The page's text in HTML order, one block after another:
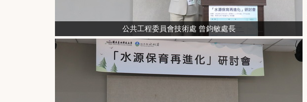
公共工程委員會技術處 曾鈞敏處長